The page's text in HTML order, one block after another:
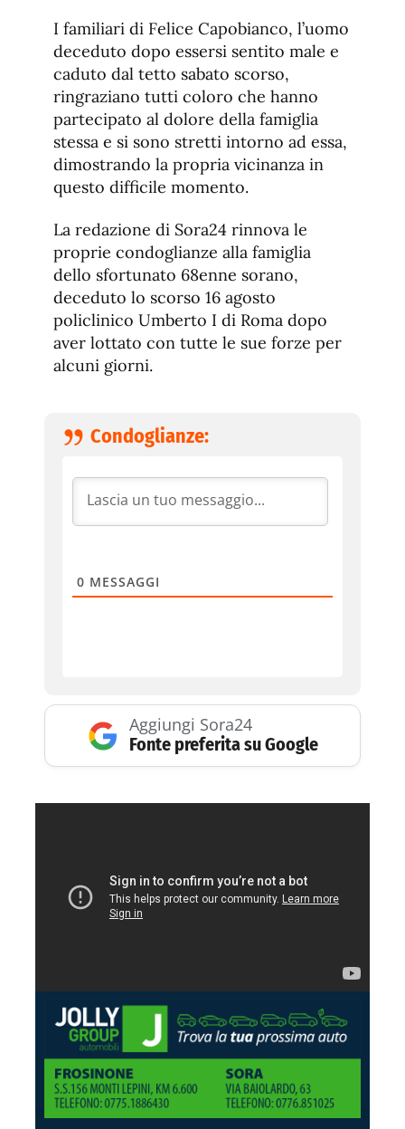
de
fuente
de
fuente.
I familiari di Felice Capobianco, l’uomo
deceduto dopo essersi sentito male e
caduto dal tetto sabato scorso,
ringraziano tutti coloro che hanno
partecipato al dolore della famiglia
stessa e si sono stretti intorno ad essa,
dimostrando la propria vicinanza in
questo difficile momento.
La redazione di Sora24 rinnova le
proprie condoglianze alla famiglia
dello sfortunato 68enne sorano,
deceduto lo scorso 16 agosto
policlinico Umberto I di Roma dopo
aver lottato con tutte le sue forze per
alcuni giorni.
Condoglianze:
0 MESSAGGI
Aggiungi Sora24
Fonte preferita su Google